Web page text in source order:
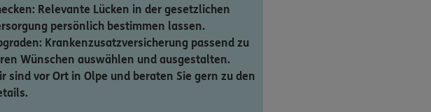
Relevante Lücken in der gesetzlichen
persönlich bestimmen lassen.
Krankenzusatzversicherung passend zu
Wünschen auswählen und ausgestalten.
sind vor Ort in Olpe und beraten Sie gern zu den